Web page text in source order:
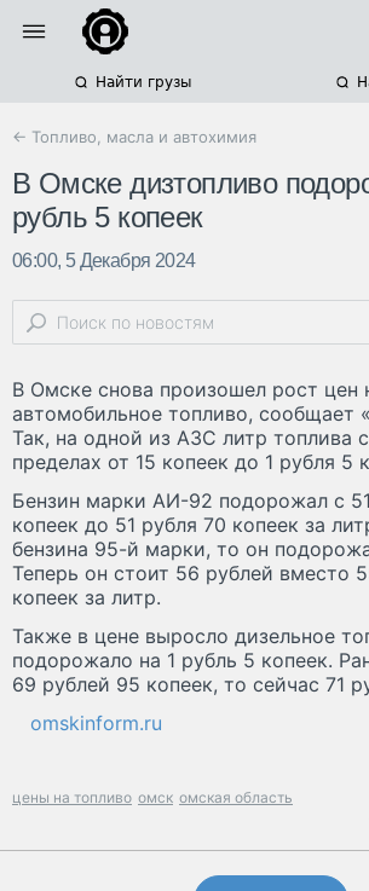
Найти грузы
← Топливо, масла и автохимия
В Омске дизтопливо
рубль 5 копеек
06:00, 5 Декабря 2024
В Омске снова произошел рост цен
автомобильное топливо, сообщает
Так, на одной из АЗС литр топлива
пределах от 15 копеек до 1 рубля 5
Бензин марки АИ-92 подорожал с
копеек до 51 рубля 70 копеек за
бензина 95-й марки, то он
Теперь он стоит 56 рублей вместо
копеек за литр.
Также в цене выросло дизельное
подорожало на 1 рубль 5 копеек.
69 рублей 95 копеек, то сейчас 71
omskinform.ru
цены на топливо омск омская область